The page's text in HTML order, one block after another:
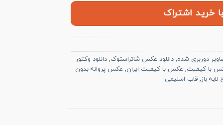
خرید اشتراک
دوربری شده,دانلود عکس شاتراستوک,دانلود وکتور
با کیفیت, عکس با کیفیت ایران, عکس پروانه بدون
باز,قاب اسلیمی